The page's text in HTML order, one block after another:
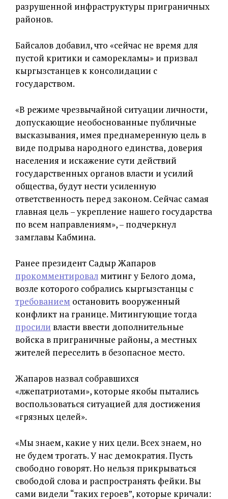
разрушенной инфраструктуры приграничных
районов.
Байсалов добавил, что «сейчас не время для
пустой критики и саморекламы» и призвал
кыргызстанцев к консолидации с
государством.
«В режиме чрезвычайной ситуации личности,
допускающие необоснованные публичные
высказывания, имея преднамеренную цель в
виде подрыва народного единства, доверия
населения и искажение сути действий
государственных органов власти и усилий
общества, будут нести усиленную
ответственность перед законом. Сейчас самая
главная цель – укрепление нашего государства
по всем направлениям», – подчеркнул
замглавы Кабмина.
Ранее президент Садыр Жапаров
прокомментировал митинг у Белого дома,
возле которого собрались кыргызстанцы с
требованием остановить вооруженный
конфликт на границе. Митингующие тогда
просили власти ввести дополнительные
войска в приграничные районы, а местных
жителей переселить в безопасное место.
Жапаров назвал собравшихся
«лжепатриотами», которые якобы пытались
воспользоваться ситуацией для достижения
«грязных целей».
«Мы знаем, какие у них цели. Всех знаем, но
не будем трогать. У нас демократия. Пусть
свободно говорят. Но нельзя прикрываться
свободой слова и распространять фейки. Вы
сами видели “таких героев”, которые кричали: